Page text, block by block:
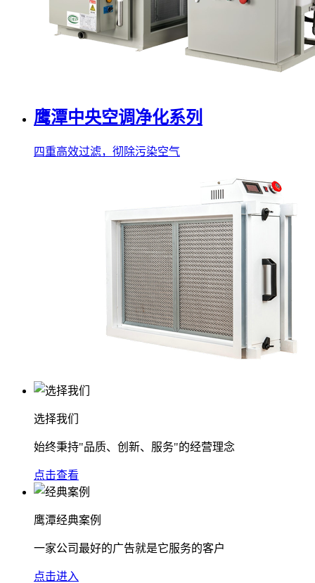
鹰潭中央空调净化系列
四重高效过滤，彻除污染空气
选择我们
始终秉持"品质、创新、服务"的经营理念
点击查看
鹰潭经典案例
一家公司最好的广告就是它服务的客户
点击进入